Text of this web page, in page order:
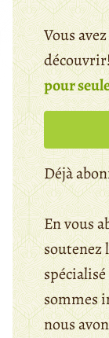
Vous
pour
Déjà
En vous
soutenez
sommes
nous